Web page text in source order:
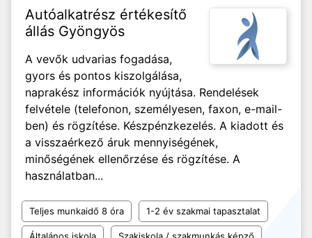
Autóalkatrész értékesítő
állás Gyöngyös
A vevők udvarias fogadása,
gyors és pontos kiszolgálása,
naprakész információk nyújtása. Rendelések
felvétele (telefonon, személyesen, faxon, e-mail-
ben) és rögzítése. Készpénzkezelés. A kiadott és
a visszaérkező áruk mennyiségének,
minőségének ellenőrzése és rögzítése. A
használatban...
Teljes munkaidő 8 óra 1-2 év szakmai tapasztalat